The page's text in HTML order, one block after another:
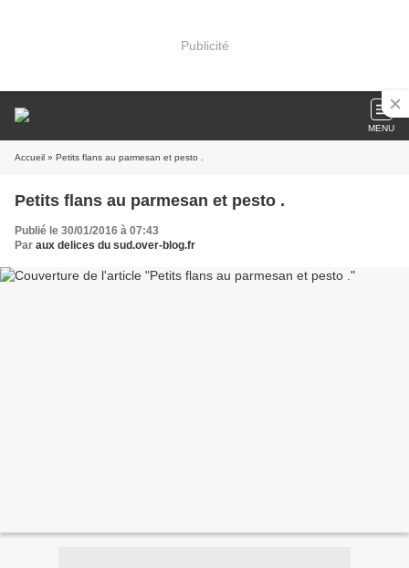
Publicité
MENU
Accueil » Petits flans au parmesan et pesto .
Petits flans au parmesan et pesto .
Publié le 30/01/2016 à 07:43
Par aux delices du sud.over-blog.fr